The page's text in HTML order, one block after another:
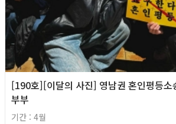
[190호][이달의 사진] 영남권 혼인평등소
부부
기간 : 4월